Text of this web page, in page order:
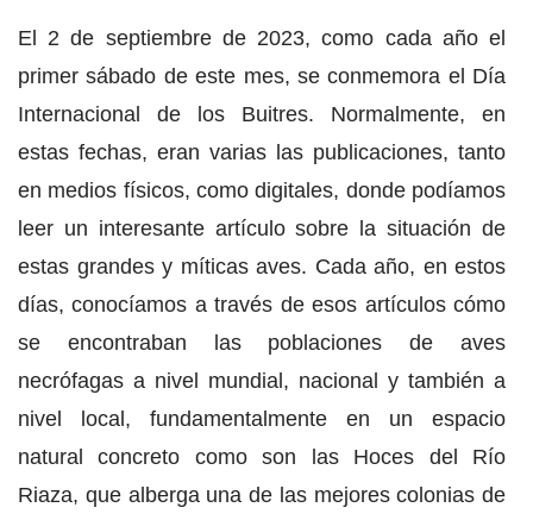
El 2 de septiembre de 2023, como cada año el
primer sábado de este mes, se conmemora el Día
Internacional de los Buitres. Normalmente, en
estas fechas, eran varias las publicaciones, tanto
en medios físicos, como digitales, donde podíamos
leer un interesante artículo sobre la situación de
estas grandes y míticas aves. Cada año, en estos
días, conocíamos a través de esos artículos cómo
se encontraban las poblaciones de aves
necrófagas a nivel mundial, nacional y también a
nivel local, fundamentalmente en un espacio
natural concreto como son las Hoces del Río
Riaza, que alberga una de las mejores colonias de